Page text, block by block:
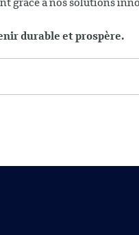
grâce à nos solutions
durable et prospère.